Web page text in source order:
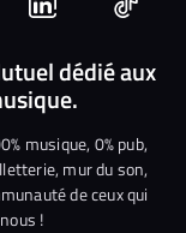
Nous
rejoindre
sur
Linkedin
Nous
dédié aux
musique, 0% pub,
mur du son,
de ceux qui
!